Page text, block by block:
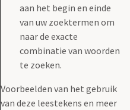
aan het begin en einde
van uw zoektermen om
naar de exacte
combinatie van woorden
te zoeken.
Voorbeelden van het gebruik
van deze leestekens en meer